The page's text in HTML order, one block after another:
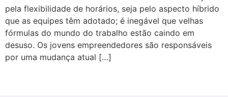
pela flexibilidade de horários, seja pelo aspecto híbrido
que as equipes têm adotado; é inegável que velhas
fórmulas do mundo do trabalho estão caindo em
desuso. Os jovens empreendedores são responsáveis
por uma mudança atual […]